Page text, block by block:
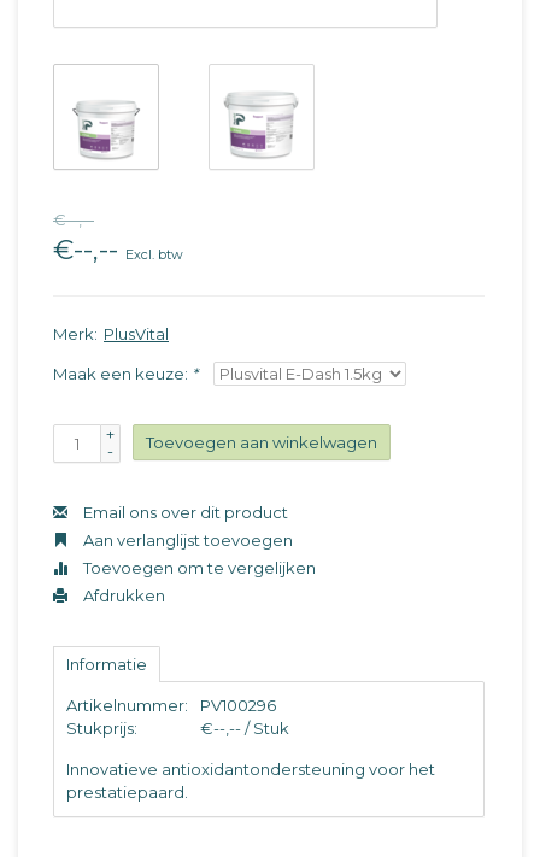
€--,--
€--,-- Excl. btw
Merk: PlusVital
Maak een keuze: *
+
-
Toevoegen aan winkelwagen
Email ons over dit product
Aan verlanglijst toevoegen
Toevoegen om te vergelijken
Afdrukken
Informatie
Artikelnummer:
PV100296
Stukprijs:
€--,-- / Stuk
Innovatieve antioxidantondersteuning voor het
prestatiepaard.